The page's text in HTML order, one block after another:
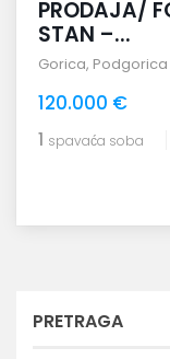
PRODAJA/
STAN –...
Gorica, Podgorica
120.000 €
1 spavaća soba
PRETRAGA